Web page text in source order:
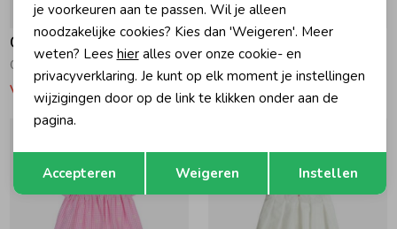
-30% korting
Gymp
Vanaf 38,47
Gymp
Vanaf 41,97
Terug Opslaan
je voorkeuren aan te passen. Wil je alleen
noodzakelijke cookies? Kies dan 'Weigeren'. Meer
weten? Lees hieralles over onze cookie- en
privacyverklaring. Je kunt op elk moment je instellingen
wijzigingen door op de link te klikken onder aan de
pagina.
Accepteren Weigeren Instellen